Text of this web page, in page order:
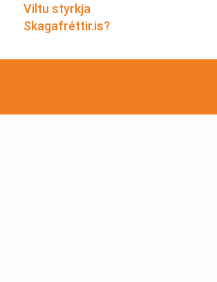
Viltu styrkja
Skagafréttir.is?